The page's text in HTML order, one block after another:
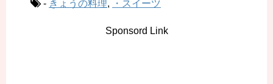
- きょうの料理, ・スイーツ
Sponsord Link